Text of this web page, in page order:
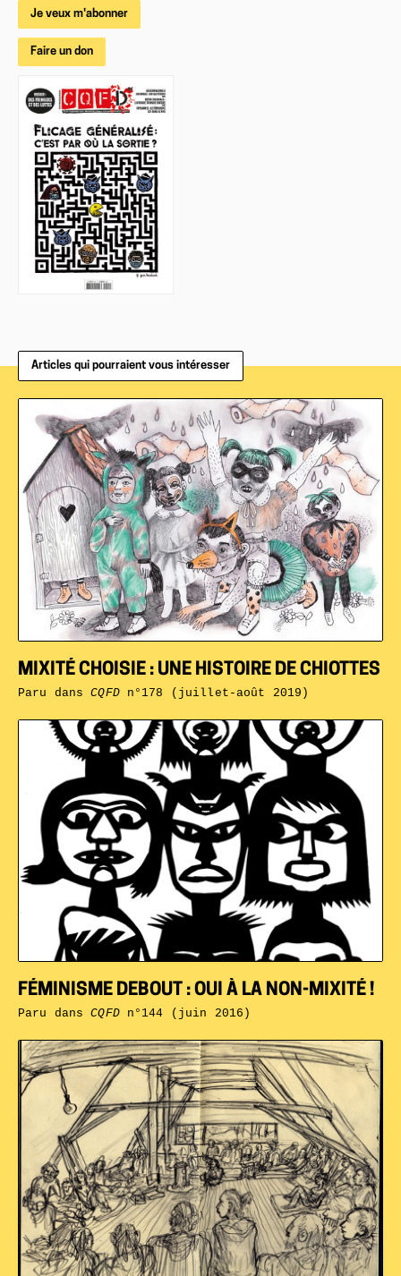
Je veux m'abonner
Faire un don
Articles qui pourraient vous intéresser
FÉMINISME DEBOUT : OUI À LA NON-MIXITÉ !
Paru dansCQFDn°144 (juin 2016)
MIXITÉ CHOISIE : UNE HISTOIRE DE CHIOTTES
Paru dansCQFDn°178 (juillet-août 2019)